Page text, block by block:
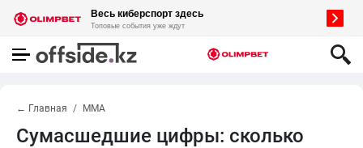
← Главная MMA
Сумасшедшие цифры: сколько